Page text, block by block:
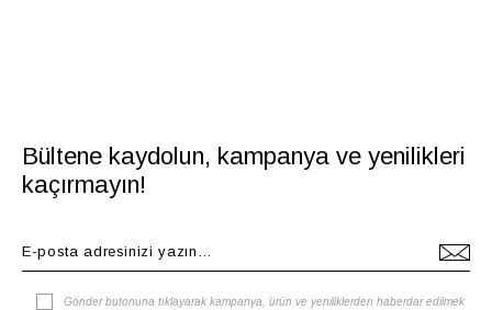
Bültene kaydolun, kampanya ve yenilikleri
kaçırmayın!
Gönder butonuna tıklayarak kampanya, ürün ve yeniliklerden haberdar edilmek